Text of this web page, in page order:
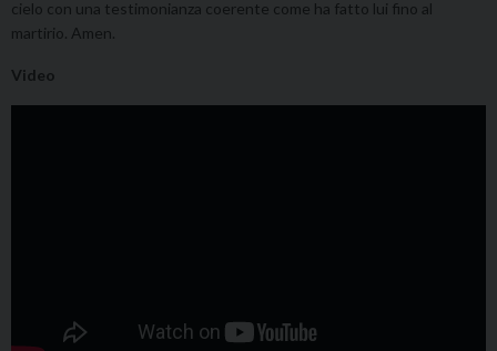
cielo con una testimonianza coerente come ha fatto lui fino al
martirio. Amen.
Video